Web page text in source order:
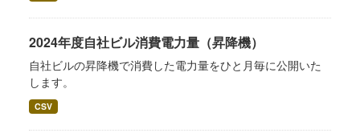
2024年度自社ビル消費電力量（昇降機）
自社ビルの昇降機で消費した電力量をひと月毎に公開いた
します。
CSV